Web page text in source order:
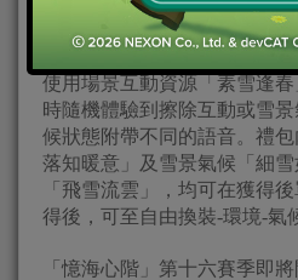
使用場景互動資源「素雪逢
時隨機體驗到擦除互動或雪
候狀態附帶不同的語音。禮
落知暖意」及雪景氣候「細雪
「飛雪流雲」，均可在獲得
得後，可至自由換裝-環境-氣
「憶海心階」第十六賽季即